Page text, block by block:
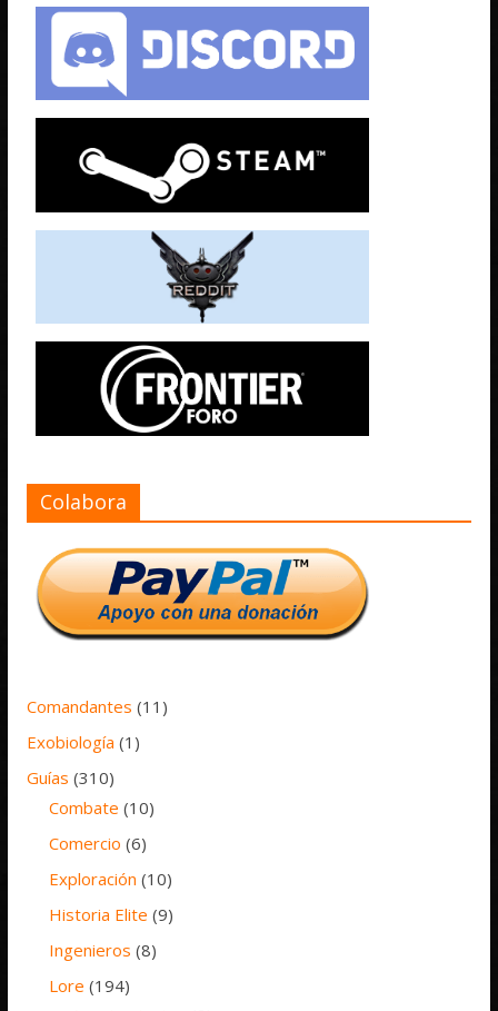
Colabora
Comandantes (11)
Exobiología (1)
Guías (310)
Combate (10)
Comercio (6)
Exploración (10)
Historia Elite (9)
Ingenieros (8)
Lore (194)